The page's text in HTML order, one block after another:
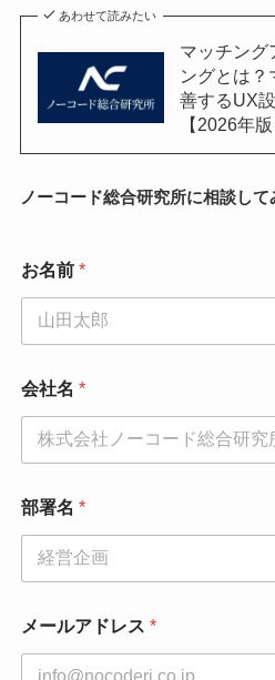
あわせて読みたい
マッチング
ングとは？
善するUX
【2026年版
ノーコード総合研究所に相談して
お名前 *
会社名 *
部署名 *
メールアドレス *